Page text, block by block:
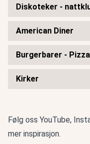
Diskoteker -
American Diner
Burgerbarer -
Kirker
Følg oss YouTube,
mer inspirasjon.